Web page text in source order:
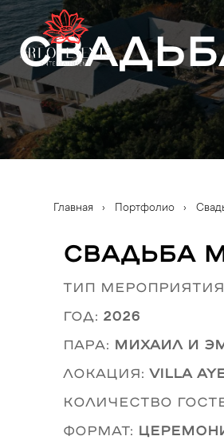
Главная › Портфолио ›
Свадьба
Тип
Год: 2026
Пара: Михаил и
Локация: Villa
Количество
Формат: